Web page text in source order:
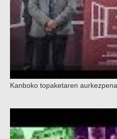
Kanboko topaketaren aurkezpena